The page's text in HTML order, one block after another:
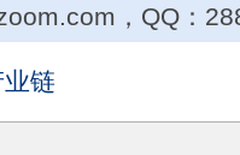
，QQ：
链